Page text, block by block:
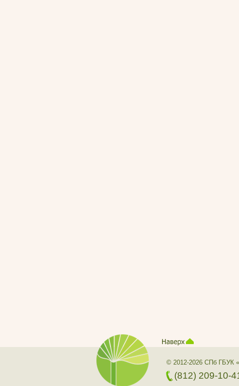
© 2012-2026 СПб ГБУК
(812) 209-10-